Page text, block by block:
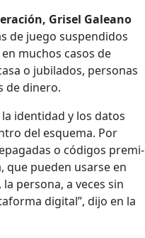
Grisel Galeano
de juego sus­pendi­dos
muchos casos de
o jubi­la­dos, per­sonas
de dinero.
iden­ti­dad y los datos
del esque­ma. Por
o códi­gos pre­mi­
que pueden usarse en
per­sona, a veces sin
dig­i­tal”, dijo en la